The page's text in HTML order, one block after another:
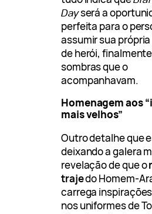
Dayserá a
perfeita para o
assumir sua
de herói,
sombras que o
acompanhavam.
Homenagem aos
mais velhos”
Outro detalhe que
deixando a galera
revelação de que o
trajedo Homem-
carrega
nos uniformes de